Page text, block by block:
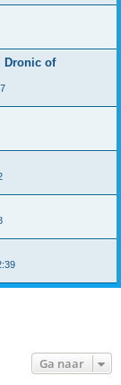
Dronic of
Ga naar